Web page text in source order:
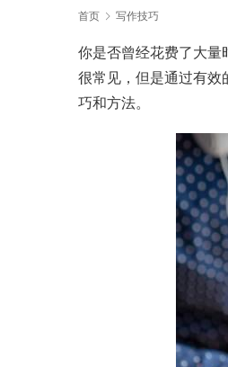
首页 写作技巧
你是否曾经花费了大量
很常见，但是通过有效
巧和方法。